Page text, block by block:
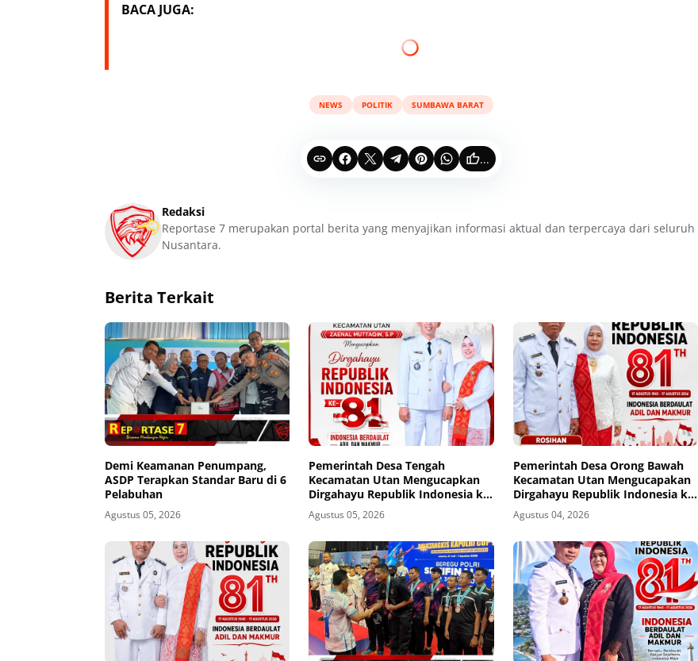
BACA JUGA:
NEWS POLITIK SUMBAWA BARAT
...
Redaksi
Reportase 7 merupakan portal berita yang menyajikan informasi aktual dan terpercaya dari seluruh
Nusantara.
Berita Terkait
Demi Keamanan Penumpang,
ASDP Terapkan Standar Baru di 6
Pelabuhan
Agustus 05, 2026
Pemerintah Desa Tengah
Kecamatan Utan Mengucapkan
Dirgahayu Republik Indonesia ke-
81
Agustus 05, 2026
Pemerintah Desa Orong Bawah
Kecamatan Utan Mengucapakan
Dirgahayu Republik Indonesia ke-
81
Agustus 04, 2026